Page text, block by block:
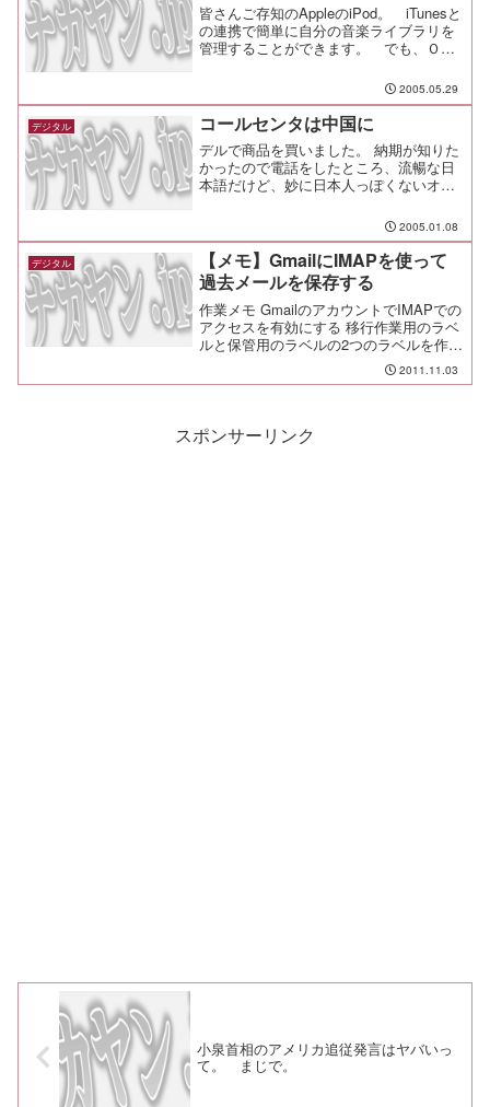
皆さんご存知のAppleのiPod。 iTunesと
の連携で簡単に自分の音楽ライブラリを
管理することができます。 でも、ＯＳ
ソコンだとiTunesは使えません。 ま
た、iPodからパソコンに音楽ライブラリ
を書き戻せないため、パソコンが壊れた
ときなんかは...
2005.05.29
デジタル コールセンタは中国に
デルで商品を買いました。 納期が知りた
かったので電話をしたところ、流暢な日
本語だけど、妙に日本人っぽくないオペ
は変わった訛りだなくらいに思っていた
んですが、次に電話したときも同じイン
トネーション。 むむむ？ ちょっと興味
をもったのでオペレータに聞いてみたと
ころ、川...
2005.01.08
デジタル
【メモ】GmailにIMAPを使って
過去メールを保存する
作業メモ GmailのアカウントでIMAPでの
アクセスを有効にする 移行作業用のラベ
ルと保管用のラベルの2つのラベルを作る
ShurikenでGmailに接続するアカウントを
追加する Gmailに作られているラベルが
2011.11.03
スポンサーリンク
小泉首相のアメリカ追従発言はヤバいっ
て。 まじで。